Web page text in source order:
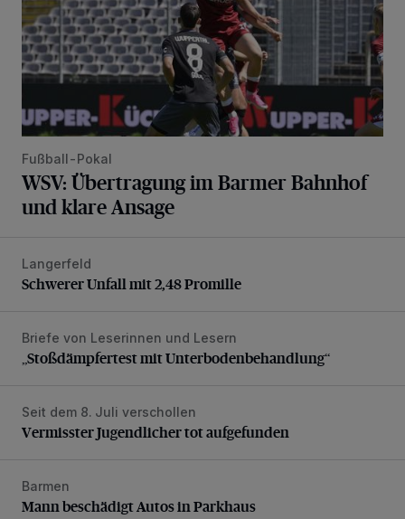
Fußball-Pokal
WSV: Übertragung im Barmer Bahnhof
und klare Ansage
Schwerer Unfall mit 2,48 Promille
Langerfeld
Schwerer Unfall mit 2,48 Promille
„Stoßdämpfertest mit Unterbodenbehandlung“
Briefe von Leserinnen und Lesern
„Stoßdämpfertest mit Unterbodenbehandlung“
Vermisster Jugendlicher tot aufgefunden
Seit dem 8. Juli verschollen
Vermisster Jugendlicher tot aufgefunden
Mann beschädigt Autos in Parkhaus
Barmen
Mann beschädigt Autos in Parkhaus